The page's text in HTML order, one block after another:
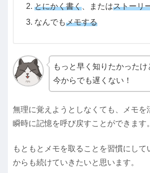
とにかく書く、またはストーリ
なんでもメモする
もっと早く知りたかったけ
今からでも遅くない！
無理に覚えようとしなくても、メモを
瞬時に記憶を呼び戻すことができます。
もともとメモを取ることを習慣にして
からも続けていきたいと思います。